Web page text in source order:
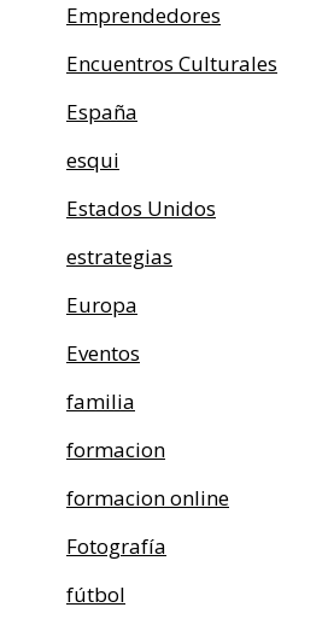
Emprendedores
Encuentros Culturales
España
esqui
Estados Unidos
estrategias
Europa
Eventos
familia
formacion
formacion online
Fotografía
fútbol